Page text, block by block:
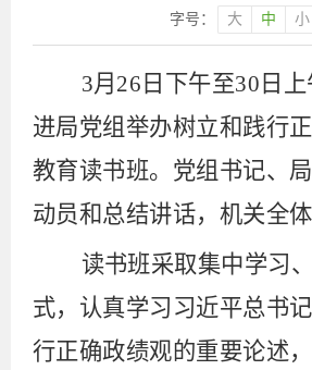
字号：
大 中 小
3月26日 下午至30 日
进局党组 举办树立和践行
教育读书班。 党组书记、
动员和 总结讲话， 机关全
读书班采取集中学习
式，认真学习习近平总书
行正确政绩观的重要论述，